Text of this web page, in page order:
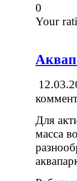
0
Your
Для
масса